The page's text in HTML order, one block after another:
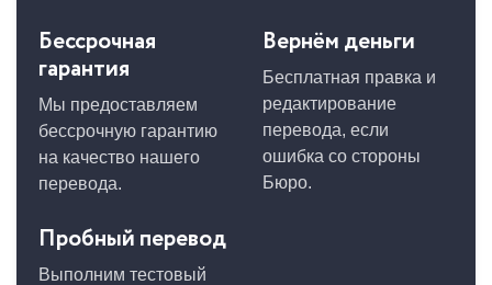
Бессрочная
гарантия
Мы предоставляем
бессрочную гарантию
на качество нашего
перевода.
Вернём деньги
Бесплатная правка и
редактирование
перевода, если
ошибка со стороны
Бюро.
Пробный перевод
Выполним тестовый